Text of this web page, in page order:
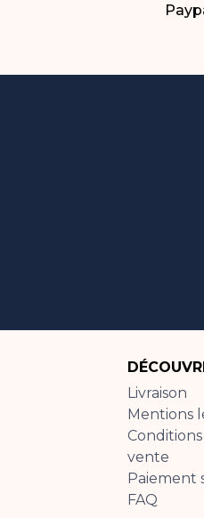
Livraison
Mentions
vente
Paiement
FAQ